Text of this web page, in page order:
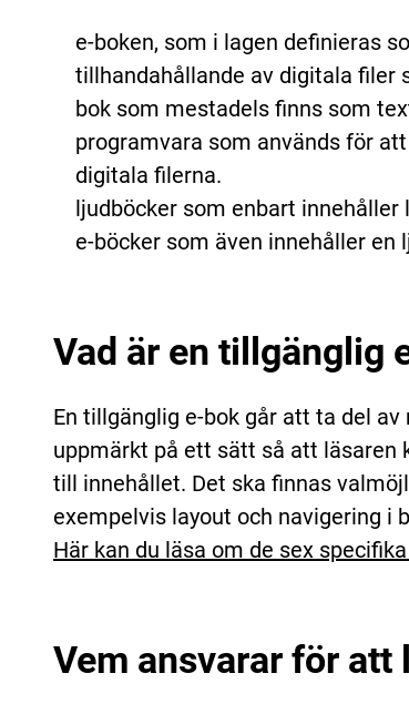
e-boken, som i lagen definieras
tillhandahållande av digitala filer
bok som mestadels finns som
programvara som används för
digitala filerna.
ljudböcker som enbart
e-böcker som även innehåller en
Vad är en tillgänglig
En tillgänglig e-bok går att ta del
uppmärkt på ett sätt så att läsaren
till innehållet. Det ska finnas
exempelvis layout och navigering i
Här kan du läsa om de sex
Vem ansvarar för att